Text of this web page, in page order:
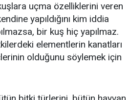
uçma özelliklerini veren
yapıldığını kim iddia
bir kuş hiç yapılmaz.
elementlerin kanatları
olduğunu söylemek için